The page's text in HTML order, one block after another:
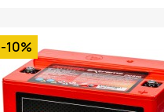
-10%